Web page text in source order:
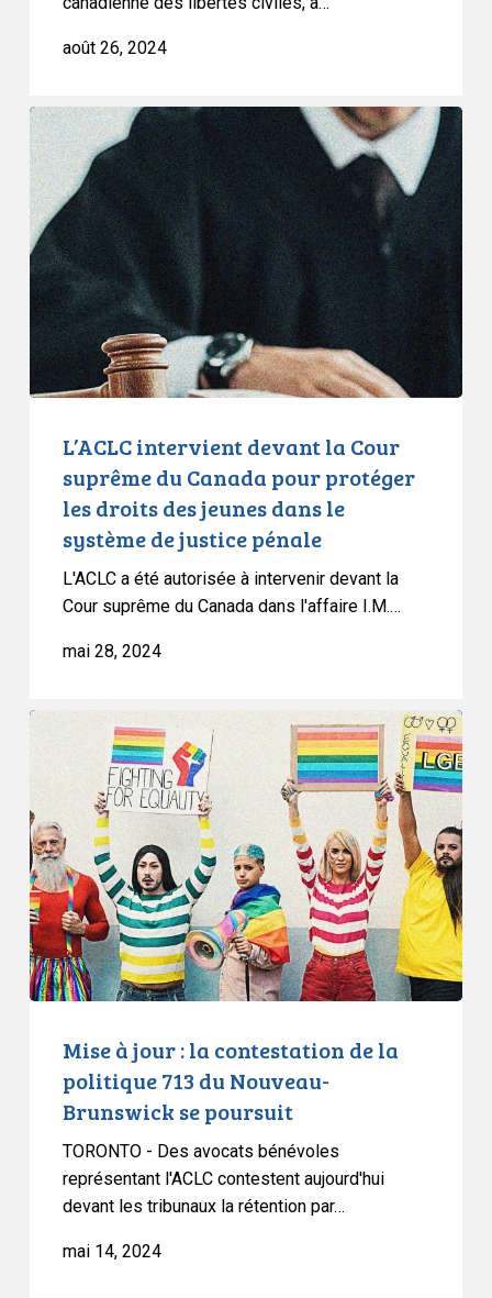
août 26, 2024
L’ACLC
intervient
devant
la
Cour
suprême
du
Canada
pour
protéger
jeunes
dans
système
pénale
L’ACLC intervient devant la Cour
suprême du Canada pour protéger
les droits des jeunes dans le
système de justice pénale
L'ACLC a été autorisée à intervenir devant la
Cour suprême du Canada dans l'affaire I.M.…
mai 28, 2024
Mise
:
la
contestation
de
la
politique
713
du
Brunswick
poursuit
Mise à jour : la contestation de la
politique 713 du Nouveau-
Brunswick se poursuit
TORONTO - Des avocats bénévoles
représentant l'ACLC contestent aujourd'hui
devant les tribunaux la rétention par…
mai 14, 2024